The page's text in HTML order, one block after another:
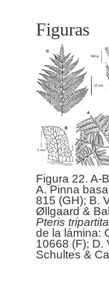
Figuras
Figura 22. A-
A. Pinna
815 (GH); B.
Øllgaard &
Pteris tripartita
de la lámina:
10668 (F); D.
Schultes &